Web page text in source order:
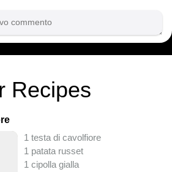
Recipes
1 testa di cavolfiore
1 patata russet
1 cipolla gialla